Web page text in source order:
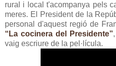
rural i local t'acompanya pels
meres. El President de la
personal d'aquest regió de
“La cocinera del Presidente”
vaig escriure de la pel·lícula.